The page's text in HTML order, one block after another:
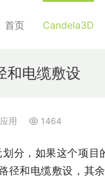
首页 Candela3D
和电缆敷设
用 1464
划分， 如果这个项目
径和 电缆敷设， 其余